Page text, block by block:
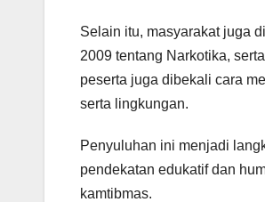
Selain itu, masyarakat juga
2009 tentang Narkotika,
peserta juga dibekali cara
serta lingkungan.
Penyuluhan ini menjadi
pendekatan edukatif dan
kamtibmas.